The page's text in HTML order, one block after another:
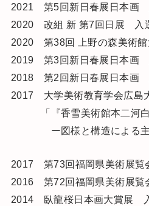
2021 第5回新日春展日本画
2020 改組 新 第7回日展 入
2020 第38回 上野の森美術
​​2019 第3回新日春展日本画
2018 第2回新日春展日本
2017 大学美術教育学会広島
「『香雪美術館本二河白
ー図様と構造による主題
2017 第73回福岡県美術展
2016 第72回福岡県美術展
2014 臥龍桜日本画大賞展